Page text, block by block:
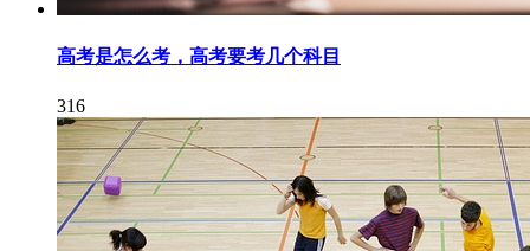
高考是怎么考，高考要考几个科目
316